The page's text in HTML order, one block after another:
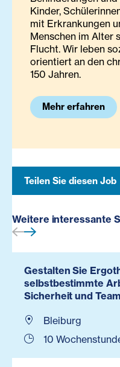
Kinder,
mit Erkrankungen
Menschen im Alter
Flucht. Wir leben
orientiert an den
150 Jahren.
Mehr erfahren
Teilen Sie diesen Job
Weitere interessante
Gestalten Sie
selbstbestimmte
Sicherheit und
Bleiburg
10